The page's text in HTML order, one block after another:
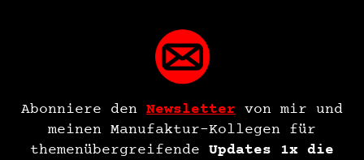
Abonniere den Newsletter von mir und
meinen Manufaktur-Kollegen für
themenübergreifende Updates 1x die